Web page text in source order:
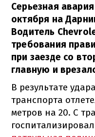
Серьезная
октября на
Водитель
требования
при заезде со
главную и
В результате
транспорта
метров на 20. С